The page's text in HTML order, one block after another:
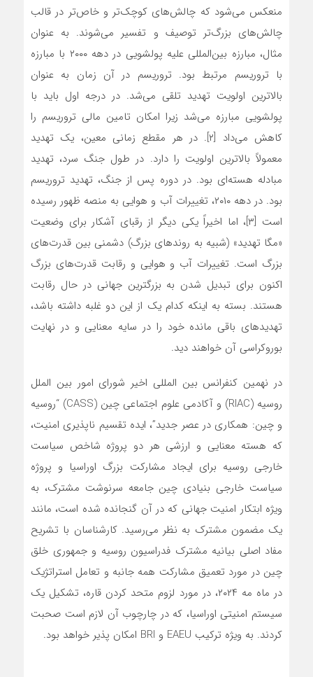
منعکس می‌شود که چالش‌های کوچک‌تر و خاص‌تر در قالب
چالش‌های بزرگ‌تر توصیف و تفسیر می‌شوند. به عنوان
مثال، مبارزه بین‌المللی علیه پولشویی در دهه ۲۰۰۰ با مبارزه
با تروریسم مرتبط بود. تروریسم در آن زمان به عنوان
بالاترین اولویت تهدید تلقی می‌شد. در درجه اول باید با
پولشویی مبارزه می‌شد زیرا امکان تامین مالی تروریسم را
کاهش می‌داد [۲]. در هر مقطع زمانی معین، یک تهدید
معمولاً بالاترین اولویت را دارد. در طول جنگ سرد، تهدید
مبادله هسته‌ای بود. در دوره پس از جنگ، تهدید تروریسم
بود. در دهه ۲۰۱۰، تغییرات آب و هوایی به منصه ظهور رسیده
است [۳]، اما اخیراً یکی دیگر از رقبای آشکار برای وضعیت
«مگا تهدید» (شبیه به روندهای بزرگ) دشمنی بین قدرت‌های
بزرگ است. تغییرات آب و هوایی و رقابت قدرت‌های بزرگ
اکنون برای تبدیل شدن به بزرگترین جهانی در حال رقابت
هستند. بسته به اینکه کدام یک از این دو غلبه داشته باشد،
تهدیدهای باقی مانده خود را در سایه معنایی و در نهایت
بوروکراسی آن خواهند دید.
در نهمین کنفرانس بین المللی اخیر شورای امور بین الملل
روسیه (RIAC) و آکادمی علوم اجتماعی چین (CASS) “روسیه
و چین: همکاری در عصر جدید”، ایده تقسیم ناپذیری امنیت،
که هسته معنایی و ارزشی هر دو پروژه شاخص سیاست
خارجی روسیه برای ایجاد مشارکت بزرگ اوراسیا و پروژه
سیاست خارجی بنیادی چین جامعه سرنوشت مشترک، به
ویژه ابتکار امنیت جهانی که در آن گنجانده شده است، مانند
یک مضمون مشترک به نظر می‌رسید. کارشناسان با تشریح
مفاد اصلی بیانیه مشترک فدراسیون روسیه و جمهوری خلق
چین در مورد تعمیق مشارکت همه جانبه و تعامل استراتژیک
در ماه مه ۲۰۲۴، در مورد لزوم متحد کردن قاره، تشکیل یک
سیستم امنیتی اوراسیا، که در چارچوب آن لازم است صحبت
کردند. به ویژه ترکیب EAEU و BRI امکان پذیر خواهد بود.